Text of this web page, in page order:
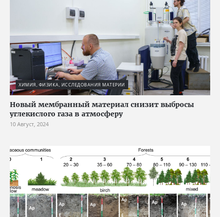
ХИМИЯ, ФИЗИКА, ИССЛЕДОВАНИЯ МАТЕРИИ
Новый мембранный материал снизит выбросы
углекислого газа в атмосферу
10 Август, 2024